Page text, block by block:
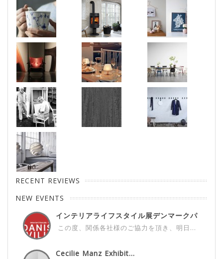
RECENT REVIEWS
NEW EVENTS
インテリアライフスタイル展デンマークパ
この度、関係各社様のご協力を頂き、明日...
Cecilie Manz Exhibit...